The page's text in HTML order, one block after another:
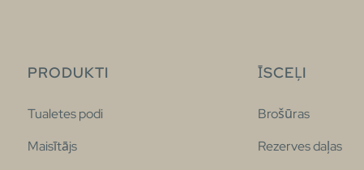
PRODUKTI
Tualetes podi
Maisītājs
ĪSCEĻI
Brošūras
Rezerves daļas